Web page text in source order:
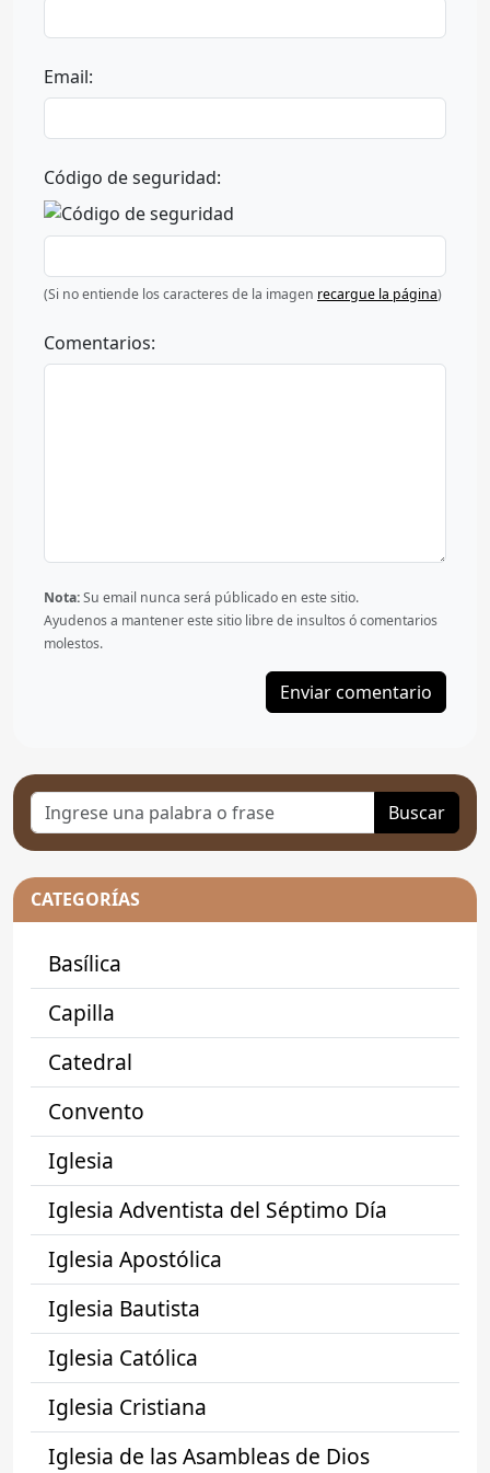
Email:
Código de seguridad:
(Si no entiende los caracteres de la imagen recargue la página)
Comentarios:
Nota:Su email nunca será públicado en este sitio.
Ayudenos a mantener este sitio libre de insultos ó comentarios
molestos.
Buscar
CATEGORÍAS
Basílica
Capilla
Catedral
Convento
Iglesia
Iglesia Adventista del Séptimo Día
Iglesia Apostólica
Iglesia Bautista
Iglesia Católica
Iglesia Cristiana
Iglesia de las Asambleas de Dios